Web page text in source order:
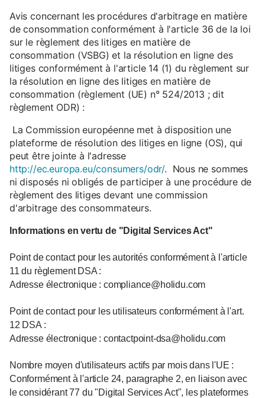
Avis concernant les procédures d'arbitrage en matière
de consommation conformément à l'article 36 de la loi
sur le règlement des litiges en matière de
consommation (VSBG) et la résolution en ligne des
litiges conformément à l'article 14 (1) du règlement sur
la résolution en ligne des litiges en matière de
consommation (règlement (UE) n° 524/2013 ; dit
règlement ODR) :
La Commission européenne met à disposition une
plateforme de résolution des litiges en ligne (OS), qui
peut être jointe à l'adresse
http://ec.europa.eu/consumers/odr/. Nous ne sommes
ni disposés ni obligés de participer à une procédure de
règlement des litiges devant une commission
d'arbitrage des consommateurs.
Informations en vertu de "Digital Services Act"
Point de contact pour les autorités conformément à l'article
11 du règlement DSA :
Adresse électronique : compliance@holidu.com
Point de contact pour les utilisateurs conformément à l'art.
12 DSA :
Adresse électronique : contactpoint-dsa@holidu.com
Nombre moyen d'utilisateurs actifs par mois dans l'UE :
Conformément à l'article 24, paragraphe 2, en liaison avec
le considérant 77 du "Digital Services Act", les plateformes